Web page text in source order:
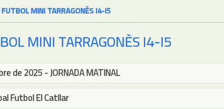
MINI TARRAGONÈS I4-I5
MINI TARRAGONÈS I4-I5
de 2025 - JORNADA MATINAL
Futbol El Catllar